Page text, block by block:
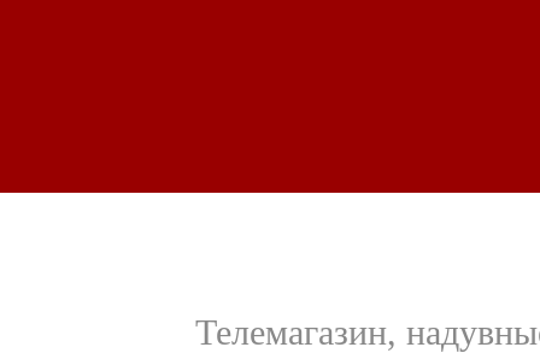
Телемагазин,